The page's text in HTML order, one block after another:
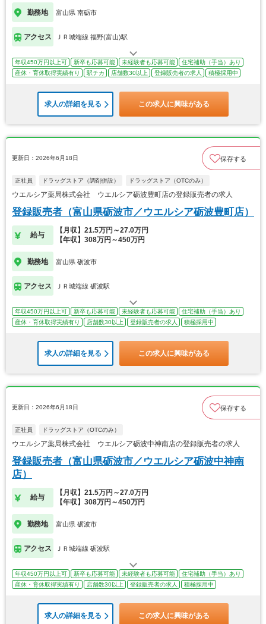
勤務地 富山県 南砺市
アクセス ＪＲ城端線 福野(富山)駅
年収450万円以上可 新卒も応募可能 未経験者も応募可能
住宅補助（手当）あり
産休・育休取得実績有り
駅チカ 店舗数30以上 登録販売者の求人 積極採用中
求人の詳細を見る この求人に興味がある
更新日：2026年6月18日 保存する
正社員 ドラッグストア（調剤併設） ドラッグストア（OTCのみ）
ウエルシア薬局株式会社 ウエルシア砺波豊町店の登録販売者の求人
登録販売者（富山県砺波市／ウエルシア砺波豊町店）
給与
【月収】21.5万円～27.0万円
【年収】308万円～450万円
勤務地 富山県 砺波市
アクセス ＪＲ城端線 砺波駅
年収450万円以上可 新卒も応募可能 未経験者も応募可能
住宅補助（手当）あり
産休・育休取得実績有り
店舗数30以上 登録販売者の求人 積極採用中
求人の詳細を見る この求人に興味がある
更新日：2026年6月18日 保存する
正社員 ドラッグストア（OTCのみ）
ウエルシア薬局株式会社 ウエルシア砺波中神南店の登録販売者の求人
登録販売者（富山県砺波市／ウエルシア砺波中神南
店）
給与
【月収】21.5万円～27.0万円
【年収】308万円～450万円
勤務地 富山県 砺波市
アクセス ＪＲ城端線 砺波駅
年収450万円以上可 新卒も応募可能 未経験者も応募可能
住宅補助（手当）あり
産休・育休取得実績有り
店舗数30以上 登録販売者の求人 積極採用中
求人の詳細を見る この求人に興味がある